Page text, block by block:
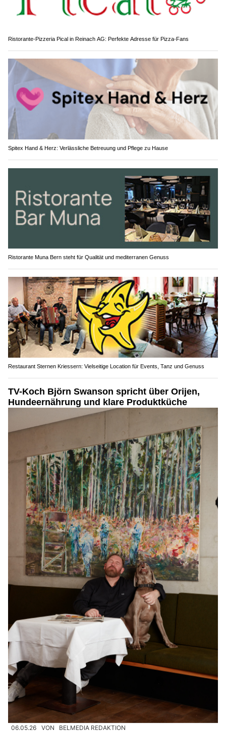
Ristorante-Pizzeria Pical in Reinach AG: Perfekte Adresse für Pizza-Fans
Spitex Hand & Herz: Verlässliche Betreuung und Pflege zu Hause
Ristorante Muna Bern steht für Qualität und mediterranen Genuss
Restaurant Sternen Kriessern: Vielseitige Location für Events, Tanz und Genuss
TV-Koch Björn Swanson spricht über Orijen,
Hundeernährung und klare Produktküche
06.05.26 VON BELMEDIA REDAKTION